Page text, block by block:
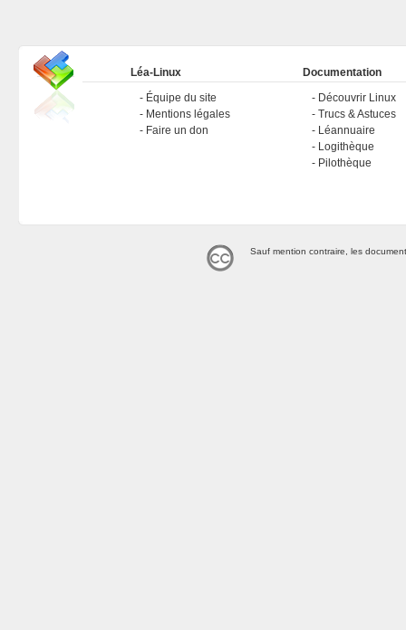
Léa-Linux
Équipe du site
Mentions légales
Faire un don
Documentation
Découvrir Linux
Trucs & Astuces
Léannuaire
Logithèque
Pilothèque
Sauf mention contraire, les